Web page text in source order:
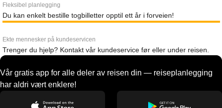
Fleksibel planlegging
Du kan enkelt bestille togbilletter opptil ett år i forveien!
Ekte mennesker på kundeservicen
Trenger du hjelp? Kontakt vår kundeservice før eller under reisen.
Vår gratis app for alle deler av reisen din — reiseplanlegging
har aldri vært enklere!